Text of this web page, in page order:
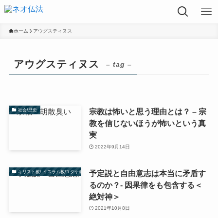
ホーム アウグスティヌス
アウグスティヌス – tag –
社会/歴史
宗教は怖いと思う理由とは？ – 宗
教を信じないほうが怖いという真
実
2022年9月14日
キリスト教/ イスラム教/ユダヤ教
予定説と自由意志は本当に矛盾す
るのか？- 因果律をも包含する＜
絶対神＞
2021年10月8日